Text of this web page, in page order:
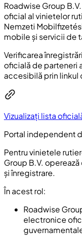
Roadwise Group
oficial al vinietelor
Nemzeti
mobile și servicii de
Verificarea
oficială de parteneri
accesibilă prin linkul
Vizualizați lista
Portal independent
Pentru vinietele
Group B.V.
și înregistrare.
În acest rol:
Roadwise
electronice